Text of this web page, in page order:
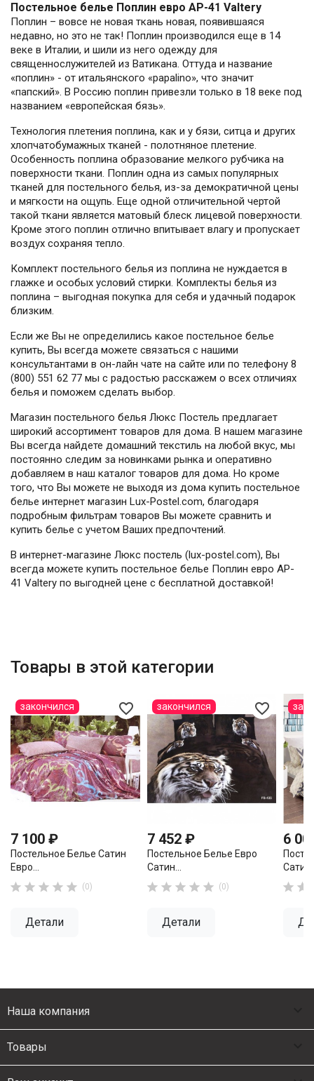
Постельное белье Поплин евро AP-41 Valtery
Поплин – вовсе не новая ткань новая, появившаяся
недавно, но это не так! Поплин производился еще в 14
веке в Италии, и шили из него одежду для
священнослужителей из Ватикана. Оттуда и название
«поплин» - от итальянского «papalino», что значит
«папский». В Россию поплин привезли только в 18 веке под
названием «европейская бязь».
Технология плетения поплина, как и у бязи, ситца и других
хлопчатобумажных тканей - полотняное плетение.
Особенность поплина образование мелкого рубчика на
поверхности ткани. Поплин одна из самых популярных
тканей для постельного белья, из-за демократичной цены
и мягкости на ощупь. Еще одной отличительной чертой
такой ткани является матовый блеск лицевой поверхности.
Кроме этого поплин отлично впитывает влагу и пропускает
воздух сохраняя тепло.
Комплект постельного белья из поплина не нуждается в
глажке и особых условий стирки. Комплекты белья из
поплина – выгодная покупка для себя и удачный подарок
близким.
Если же Вы не определились какое постельное белье
купить, Вы всегда можете связаться с нашими
консультантами в он-лайн чате на сайте или по телефону 8
(800) 551 62 77 мы с радостью расскажем о всех отличиях
белья и поможем сделать выбор.
Магазин постельного белья Люкс Постель предлагает
широкий ассортимент товаров для дома. В нашем магазине
Вы всегда найдете домашний текстиль на любой вкус, мы
постоянно следим за новинками рынка и оперативно
добавляем в наш каталог товаров для дома. Но кроме
того, что Вы можете не выходя из дома купить постельное
белье интернет магазин Lux-Postel.com, благодаря
подробным фильтрам товаров Вы можете сравнить и
купить белье с учетом Ваших предпочтений.
В интернет-магазине Люкс постель (lux-postel.com), Вы
всегда можете купить постельное белье Поплин евро AP-
41 Valtery по выгодней цене с бесплатной доставкой!
Товары в этой категории
favorite_border
7 100 ₽
Постельное Белье Сатин
Евро...
     (0)
Детали
закончился favorite_border
7 452 ₽
Постельное Белье Евро
Сатин...
     (0)
Детали
закончился
6
 
Наша компания
Товары